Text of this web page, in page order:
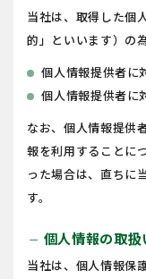
当社は、取得した個
的」といいます）の
個人情報提供者に
個人情報提供者に
なお、個人情報提供
報を利用することに
った場合は、直ちに
す。
remove 個人情報の取扱
当社は、個人情報保